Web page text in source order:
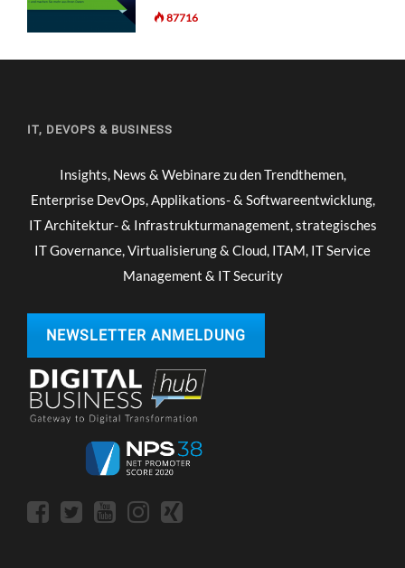
87716
IT, DEVOPS & BUSINESS
Insights, News & Webinare zu den Trendthemen,
Enterprise DevOps, Applikations- & Softwareentwicklung,
IT Architektur- & Infrastrukturmanagement, strategisches
IT Governance, Virtualisierung & Cloud, ITAM, IT Service
Management & IT Security
NEWSLETTER ANMELDUNG